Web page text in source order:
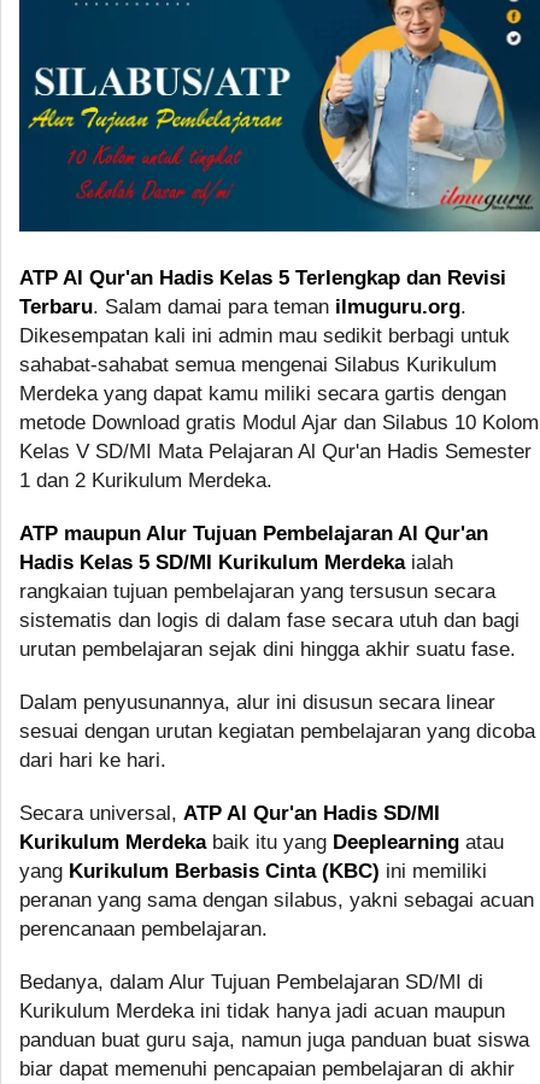
ATP Al Qur'an Hadis Kelas 5 Terlengkap dan Revisi
Terbaru. Salam damai para teman ilmuguru.org.
Dikesempatan kali ini admin mau sedikit berbagi untuk
sahabat-sahabat semua mengenai Silabus Kurikulum
Merdeka yang dapat kamu miliki secara gartis dengan
metode Download gratis Modul Ajar dan Silabus 10 Kolom
Kelas V SD/MI Mata Pelajaran Al Qur'an Hadis Semester
1 dan 2 Kurikulum Merdeka.
ATP maupun Alur Tujuan Pembelajaran Al Qur'an
Hadis Kelas 5 SD/MI Kurikulum Merdekaialah
rangkaian tujuan pembelajaran yang tersusun secara
sistematis dan logis di dalam fase secara utuh dan bagi
urutan pembelajaran sejak dini hingga akhir suatu fase.
Dalam penyusunannya, alur ini disusun secara linear
sesuai dengan urutan kegiatan pembelajaran yang dicoba
dari hari ke hari.
Secara universal, ATP Al Qur'an Hadis SD/MI
Kurikulum Merdekabaik itu yang Deeplearning atau
yang Kurikulum Berbasis Cinta (KBC) ini memiliki
peranan yang sama dengan silabus, yakni sebagai acuan
perencanaan pembelajaran.
Bedanya, dalam Alur Tujuan Pembelajaran SD/MI di
Kurikulum Merdeka ini tidak hanya jadi acuan maupun
panduan buat guru saja, namun juga panduan buat siswa
biar dapat memenuhi pencapaian pembelajaran di akhir